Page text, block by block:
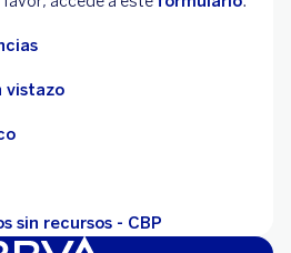
vistazo
sin recursos - CBP